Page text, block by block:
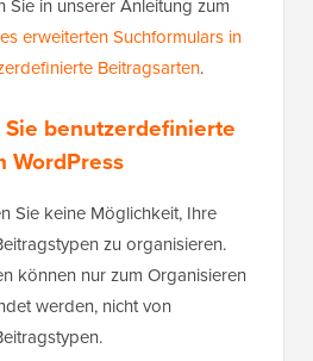
erweiterten Suchformulars in
Beitragsarten
benutzerdefinierte
WordPress
Sie keine Möglichkeit, Ihre
zu organisieren.
können nur zum Organisieren
werden, nicht von